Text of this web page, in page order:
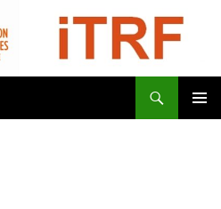
CFDT Education Formation Recherche Publiques Académie de Toulouse – ITRF